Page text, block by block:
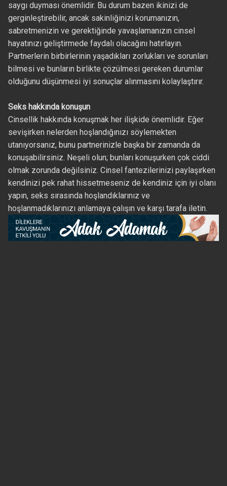
saygı duyması önemlidir. Bu durum bazen ikinizi de
gerginleştirebilir, ancak sakinliğinizi korumanızın,
sabretmenizin ve gerektiğinde yavaşlamanızın cinsel
hayatınızı geliştirmede faydalı olacağını hatırlayın.
Partnerlerin birbirlerinin yaşadıkları zorlukları ve sorunları
bilmesi ve bunların birlikte çözülmesi gereken durumlar
olduğunu düşünmesi iyi sonuçlar alınmasını kolaylaştırır.
Seks hakkında konuşun
Cinsellik hakkında konuşmak her ilişkide önemlidir. Eğer
sevişirken nelerden hoşlandığınızı söylemekten
utanıyorsanız, bunu partnerinizle başka bir zamanda da
konuşabilirsiniz. Neşeli olun; bunları konuşurken çok ciddi
olmak zorunda değilsiniz. Cinsel fantezilerinizi paylaşırken
kendinizi pek rahat hissetmeseniz de kendiniz için iyi olanı
yapın, seks sırasında hoşlandıklarınız ve
hoşlanmadıklarınızı anlamaya çalışın ve karşı tarafa iletin.